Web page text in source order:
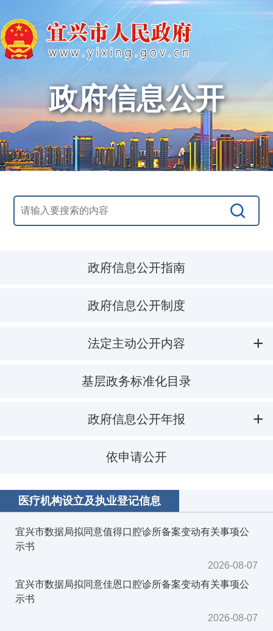
政府信息公开
政府信息公开指南
政府信息公开制度
法定主动公开内容
基层政务标准化目录
政府信息公开年报
依申请公开
医疗机构设立及执业登记信息
宜兴市数据局拟同意值得口腔诊所备案变动有关事项公
示书
2026-08-07
宜兴市数据局拟同意佳恩口腔诊所备案变动有关事项公
示书
2026-08-07